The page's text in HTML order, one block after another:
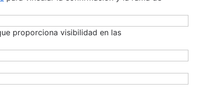
proporciona visibilidad en las